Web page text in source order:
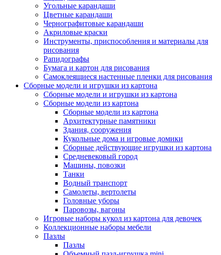
Угольные карандаши
Цветные карандаши
Чернографитовые карандаши
Акриловые краски
Инструменты, приспособления и материалы для
рисования
Рапидографы
Бумага и картон для рисования
Самоклеящиеся настенные пленки для рисования
Сборные модели и игрушки из картона
Сборные модели и игрушки из картона
Сборные модели из картона
Сборные модели из картона
Архитектурные памятники
Здания, сооружения
Кукольные дома и игровые домики
Сборные действующие игрушки из картона
Средневековый город
Машины, повозки
Танки
Водный транспорт
Самолеты, вертолеты
Головные уборы
Паровозы, вагоны
Игровые наборы кукол из картона для девочек
Коллекционные наборы мебели
Пазлы
Пазлы